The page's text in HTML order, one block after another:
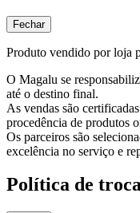
Fechar
Produto vendido por loja
O Magalu se
até o destino final.
As vendas são
procedência de produtos
Os parceiros são
excelência no serviço e
Política de